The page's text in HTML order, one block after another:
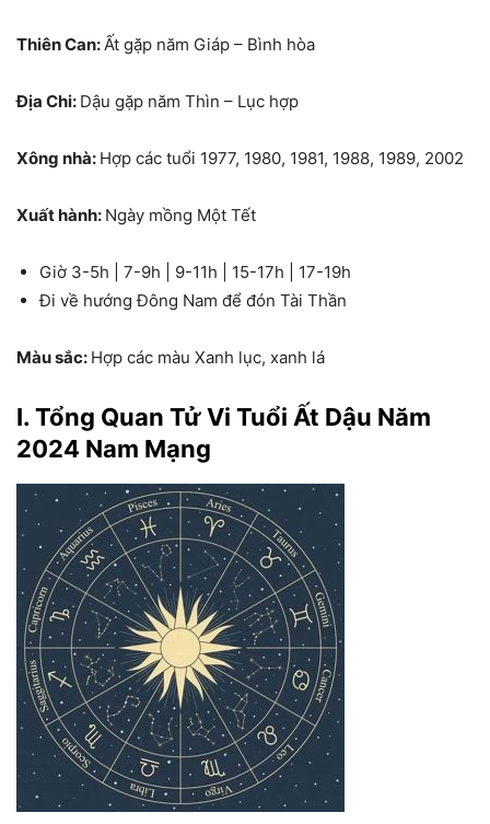
Thiên Can:Ất gặp năm Giáp – Bình hòa
Địa Chi: Dậu gặp năm Thìn – Lục hợp
Xông nhà: Hợp các tuổi 1977, 1980, 1981, 1988, 1989, 2002
Xuất hành: Ngày mồng Một Tết
Giờ 3-5h | 7-9h | 9-11h | 15-17h | 17-19h
Đi về hướng Đông Nam để đón Tài Thần
Màu sắc: Hợp các màu Xanh lục, xanh lá
I. Tổng Quan Tử Vi Tuổi Ất Dậu Năm
2024 Nam Mạng